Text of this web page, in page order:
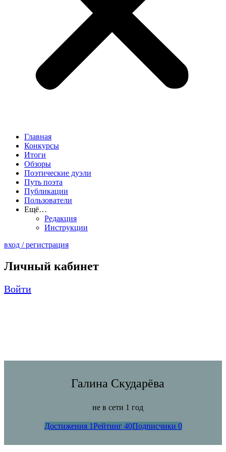
Главная
Конкурсы
Итоги
Обзоры
Поэтические дуэли
Путь поэта
Публикации
Пользователи
Ещё…
Редакция
Инструкции
вход / регистрация
Личный кабинет
Войти
Галина Скударёва
не в сети 1 год
Достижения 1Рейтинг 40Подписчики 0